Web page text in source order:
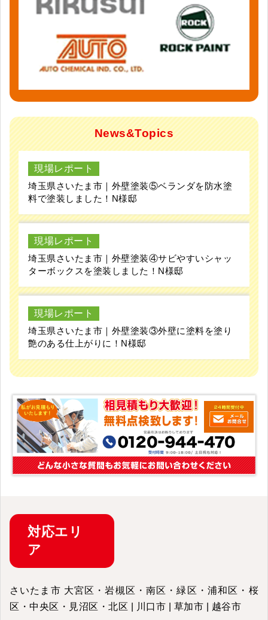
News&Topics
現場レポート
埼玉県さいたま市｜外壁塗装⑤ベランダを防水塗
料で塗装しました！N様邸
現場レポート
埼玉県さいたま市｜外壁塗装④サビやすいシャッ
ターボックスを塗装しました！N様邸
現場レポート
埼玉県さいたま市｜外壁塗装③外壁に塗料を塗り
艶のある仕上がりに！N様邸
対応エリ
ア
さいたま市 大宮区・岩槻区・南区・緑区・浦和区・桜
区・中央区・見沼区・北区 | 川口市 | 草加市 | 越谷市